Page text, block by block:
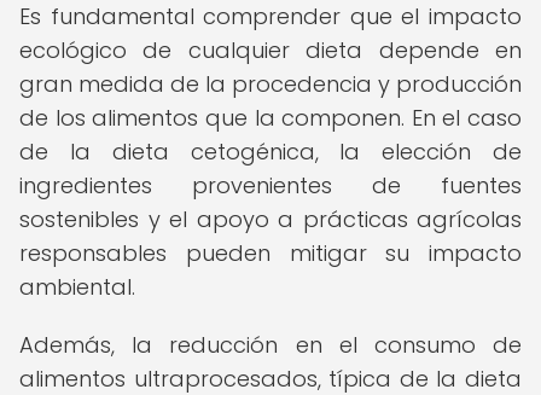
Es fundamental comprender que el impacto
ecológico de cualquier dieta depende en
gran medida de la procedencia y producción
de los alimentos que la componen. En el caso
de la dieta cetogénica, la elección de
ingredientes provenientes de fuentes
sostenibles y el apoyo a prácticas agrícolas
responsables pueden mitigar su impacto
ambiental.
Además, la reducción en el consumo de
alimentos ultraprocesados, típica de la dieta